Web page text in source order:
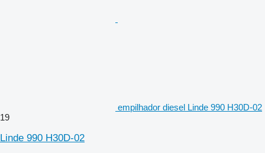
empilhador diesel Linde 990 H30D-02
19
Linde 990 H30D-02